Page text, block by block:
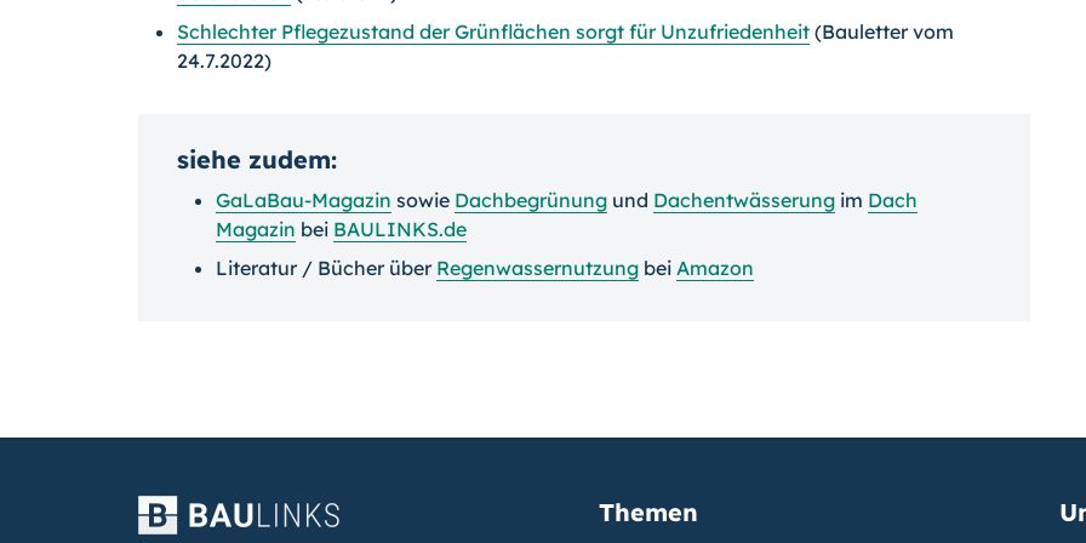
Schlechter Pflegezustand der Grünflächen sorgt für Unzufriedenheit (Bauletter vom
24.7.2022)
siehe zudem:
GaLaBau-Magazin sowie Dachbegrünung und Dachentwässerung im Dach
Magazin bei BAULINKS.de
Literatur / Bücher über Regenwassernutzung bei Amazon
Themen